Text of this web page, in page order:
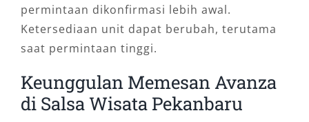
permintaan dikonfirmasi lebih awal.
Ketersediaan unit dapat berubah, terutama
saat permintaan tinggi.
Keunggulan Memesan Avanza
di Salsa Wisata Pekanbaru